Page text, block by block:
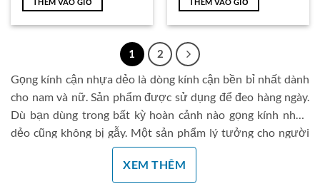
₫750,000.
₫750,000.
1 2
Gọng kính cận nhựa dẻo là dòng kính cận bền bỉ nhất dành
cho nam và nữ. Sản phẩm được sử dụng để đeo hàng ngày.
Dù bạn dùng trong bất kỳ hoàn cảnh nào gọng kính nhựa
dẻo cũng không bị gẫy. Một sản phẩm lý tưởng cho người
cận không mẫu nào hơn gọng kính cận nhựa dẻo.
XEM THÊM